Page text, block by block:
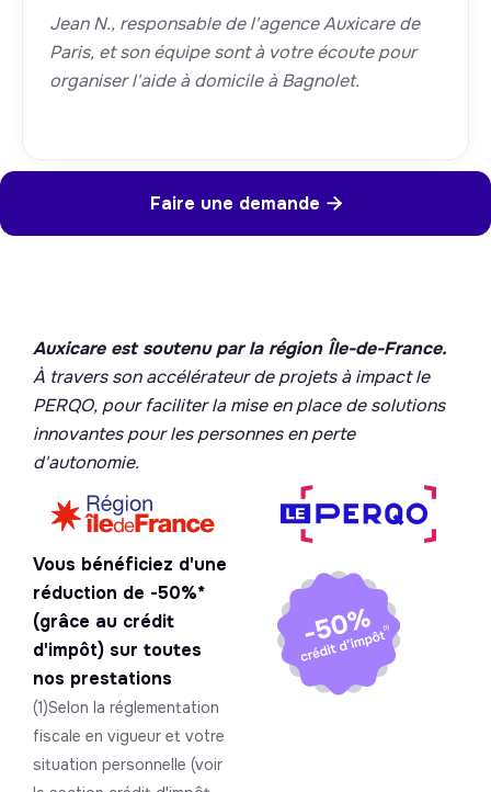
Jean N., responsable de l'agence Auxicare de
Paris, et son équipe sont à votre écoute pour
organiser l'aide à domicile à Bagnolet.
Faire une demande 
Auxicare est soutenu par la région Île-de-France.
À travers son accélérateur de projets à impact le
PERQO, pour faciliter la mise en place de solutions
innovantes pour les personnes en perte
d'autonomie.
Vous bénéficiez d'une
réduction de -50%*
(grâce au crédit
d'impôt) sur toutes
nos prestations
(1)Selon la réglementation
fiscale en vigueur et votre
situation personnelle (voir